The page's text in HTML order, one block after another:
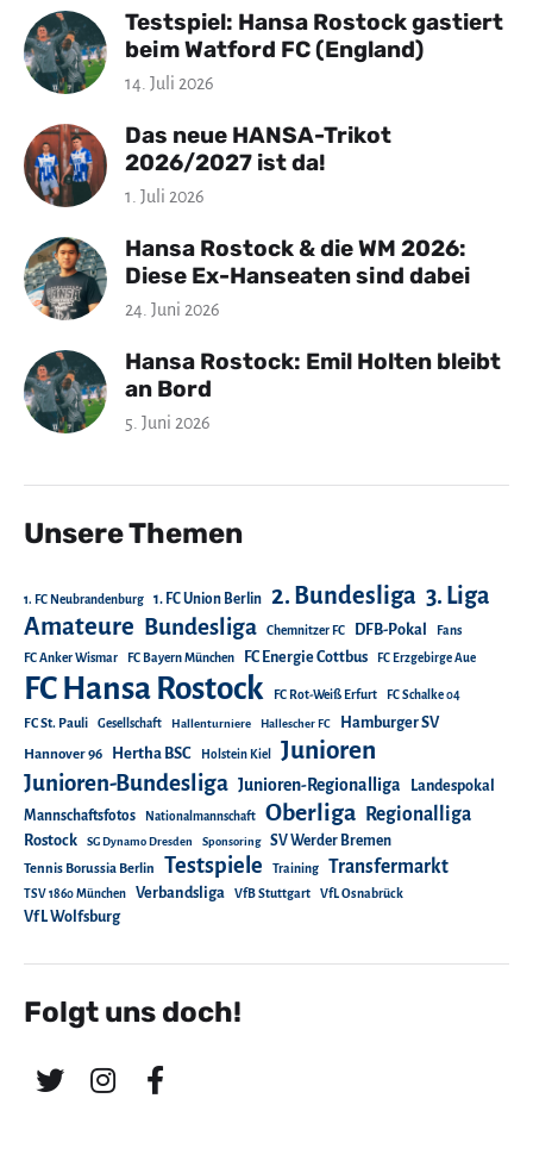
Testspiel: Hansa Rostock gastiert
beim Watford FC (England)
14. Juli 2026
Das neue HANSA-Trikot
2026/2027 ist da!
1. Juli 2026
Hansa Rostock & die WM 2026:
Diese Ex-Hanseaten sind dabei
24. Juni 2026
Hansa Rostock: Emil Holten bleibt
an Bord
5. Juni 2026
Unsere Themen
1. FC Neubrandenburg 1. FC Union Berlin 2. Bundesliga 3. Liga
Amateure Bundesliga Chemnitzer FC DFB-Pokal Fans
FC Anker Wismar FC Bayern München FC Energie Cottbus FC Erzgebirge Aue
FC Hansa Rostock FC Rot-Weiß Erfurt FC Schalke 04
FC St. Pauli Gesellschaft Hallenturniere Hallescher FC Hamburger SV
Hannover 96 Hertha BSC Holstein Kiel Junioren
Junioren-Bundesliga Junioren-Regionalliga
Landespokal
Mannschaftsfotos
Nationalmannschaft Oberliga Regionalliga
Rostock SG Dynamo Dresden Sponsoring SV Werder Bremen
Tennis Borussia Berlin Testspiele Training Transfermarkt
TSV 1860 München Verbandsliga VfB Stuttgart VfL Osnabrück
VfL Wolfsburg
Folgt uns doch!